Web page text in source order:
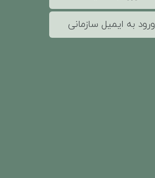
ورود به ایمیل سازمانی